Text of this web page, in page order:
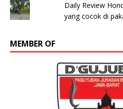
Daily Review
yang cocok di
MEMBER OF